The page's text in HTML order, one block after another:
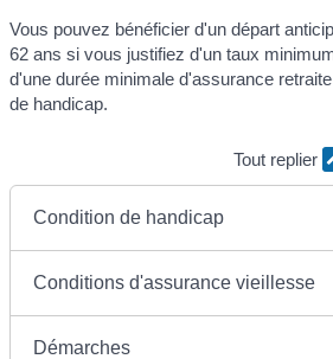
Vous pouvez bénéficier d'un départ
62 ans si vous justifiez d'un taux
d'une durée minimale d'assurance
de handicap.
Tout replier
Condition de handicap
Conditions d'assurance vieillesse
Démarches